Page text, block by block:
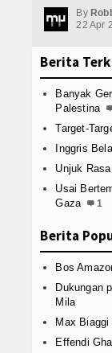
Download
Lainnya
Kesehatan
Luar Negeri
Bagi Karier Jessica
sungguh
Depan
Pentax
Bagi Karier Jessica
sungguh
ROBOT
Pentax
Jadi Menteri
By
22 Apr
Berita
Banyak
Palestina
Target-
Inggris
Unjuk
Usai
Gaza
1
Berita
Bos
Dukungan
Mila
Max
Effendi